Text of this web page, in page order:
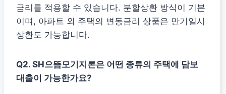
금리를 적용할 수 있습니다. 분할상환 방식이 기본
이며, 아파트 외 주택의 변동금리 상품은 만기일시
상환도 가능합니다.
Q2. SH으뜸모기지론은 어떤 종류의 주택에 담보
대출이 가능한가요?